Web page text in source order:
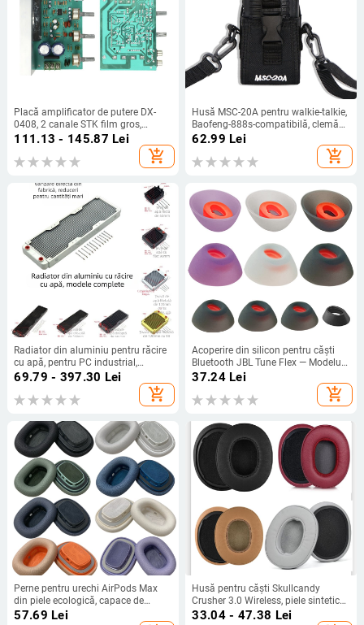
Placă amplificator de putere DX-
0408, 2 canale STK film gros,
50W+50W, alimentare AC dublă
111.13 - 145.87 Lei
add_shopping_cart
Husă MSC-20A pentru walkie-talkie,
Baofeng-888s-compatibilă, clemă
talie reglabilă, anti-derapare, rază
62.99 Lei
add_shopping_cart
Radiator din aluminiu pentru răcire
cu apă, pentru PC industrial,
disipare prin conducte
69.79 - 397.30 Lei
add_shopping_cart
Acoperire din silicon pentru căști
Bluetooth JBL Tune Flex — Modelul
T029 — Compatibil cu JBL Tune
37.24Lei
add_shopping_cart
Perne pentru urechi AirPods Max
din piele ecologică, capace de
înlocuire compatibile cu generația 1
57.69 Lei
Husă pentru căști Skullcandy
Crusher 3.0 Wireless, piele sintetică,
compatibilă OEM, pentru
33.04 - 47.38 Lei